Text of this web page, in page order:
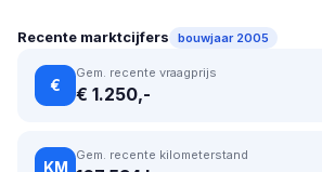
Recente marktcijfers bouwjaar 2005
€
Gem. recente vraagprijs
€ 1.250,-
KM
Gem. recente kilometerstand